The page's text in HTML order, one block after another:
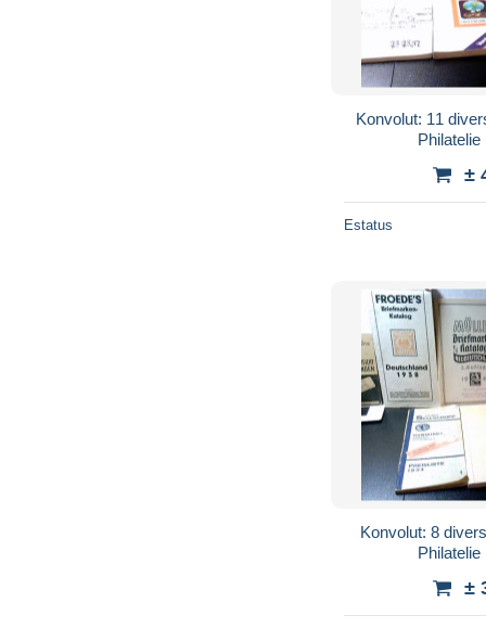
Konvolut: 11
±
Estatus
Konvolut: 8
±